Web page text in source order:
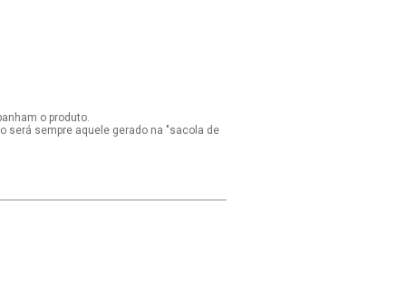
o produto.
será sempre aquele gerado na "sacola de